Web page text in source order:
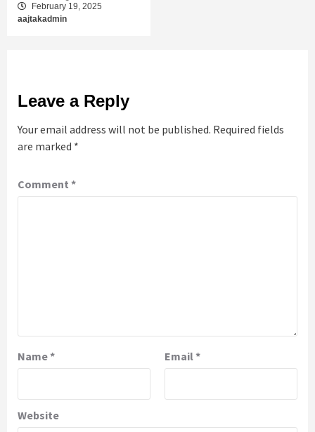
February 19, 2025
aajtakadmin
Leave a Reply
Your email address will not be published. Required fields
are marked *
Comment *
Name* Email *
Website